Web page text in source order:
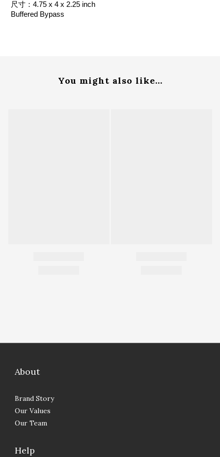
尺寸：4.75 x 4 x 2.25 inch
Buffered Bypass
You might also like...
About
Brand Story
Our Values
Our Team
Help